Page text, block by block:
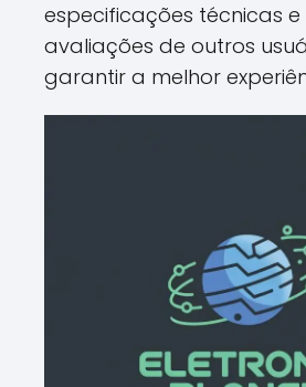
especificações técnicas
avaliações de outros
garantir a melhor